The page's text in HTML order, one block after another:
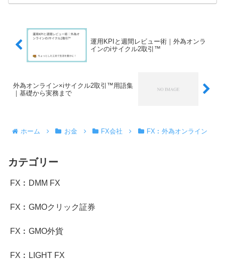
運用KPIと週間レビュー術｜外為オンラ
インのiサイクル2取引™
外為オンライン×iサイクル2取引™用語集
｜基礎から実務まで
ホーム お金 FX会社 FX︰外為オンライン
カテゴリー
FX︰DMM FX
FX︰GMOクリック証券
FX︰GMO外貨
FX︰LIGHT FX